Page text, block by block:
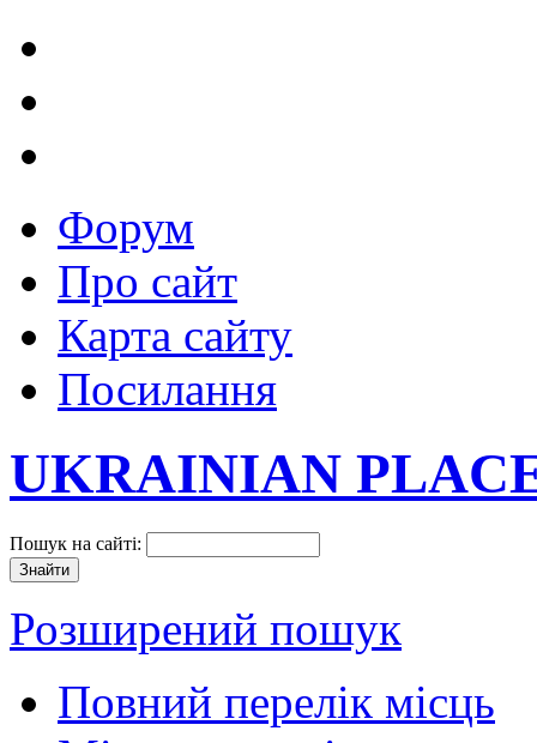
Форум
Про сайт
Карта сайту
Посилання
UKRAINIAN
Пошук на сайті:
Розширений пошук
Повний перелік місць